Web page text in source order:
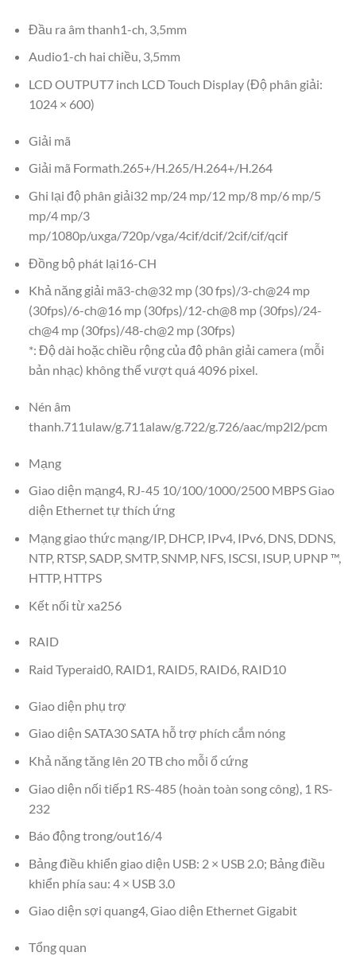
Đầu ra âm thanh1-ch, 3,5mm
Audio1-ch hai chiều, 3,5mm
LCD OUTPUT7 inch LCD Touch Display (Độ phân giải:
1024 × 600)
Giải mã
Giải mã Formath.265+/H.265/H.264+/H.264
Ghi lại độ phân giải32 mp/24 mp/12 mp/8 mp/6 mp/5
mp/4 mp/3
mp/1080p/uxga/720p/vga/4cif/dcif/2cif/cif/qcif
Đồng bộ phát lại16-CH
Khả năng giải mã3-ch@32 mp (30 fps)/3-ch@24 mp
(30fps)/6-ch@16 mp (30fps)/12-ch@8 mp (30fps)/24-
ch@4 mp (30fps)/48-ch@2 mp (30fps)
*: Độ dài hoặc chiều rộng của độ phân giải camera (mỗi
bản nhạc) không thể vượt quá 4096 pixel.
Nén âm
thanh.711ulaw/g.711alaw/g.722/g.726/aac/mp2l2/pcm
Mạng
Giao diện mạng4, RJ-45 10/100/1000/2500 MBPS Giao
diện Ethernet tự thích ứng
Mạng giao thức mạng/IP, DHCP, IPv4, IPv6, DNS, DDNS,
NTP, RTSP, SADP, SMTP, SNMP, NFS, ISCSI, ISUP, UPNP ™,
HTTP, HTTPS
Kết nối từ xa256
RAID
Raid Typeraid0, RAID1, RAID5, RAID6, RAID10
Giao diện phụ trợ
Giao diện SATA30 SATA hỗ trợ phích cắm nóng
Khả năng tăng lên 20 TB cho mỗi ổ cứng
Giao diện nối tiếp1 RS-485 (hoàn toàn song công), 1 RS-
232
Báo động trong/out16/4
Bảng điều khiển giao diện USB: 2 × USB 2.0; Bảng điều
khiển phía sau: 4 × USB 3.0
Giao diện sợi quang4, Giao diện Ethernet Gigabit
Tổng quan